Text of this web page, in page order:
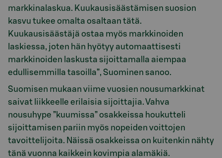
markkinalaskua. Kuukausisäästämisen suosion
kasvu tukee omalta osaltaan tätä.
Kuukausisäästäjä ostaa myös markkinoiden
laskiessa, joten hän hyötyy automaattisesti
markkinoiden laskusta sijoittamalla aiempaa
edullisemmilla tasoilla”, Suominen sanoo.
Suomisen mukaan viime vuosien nousumarkkinat
saivat liikkeelle erilaisia sijoittajia. Vahva
nousuhype ”kuumissa” osakkeissa houkutteli
sijoittamisen pariin myös nopeiden voittojen
tavoittelijoita. Näissä osakkeissa on kuitenkin nähty
tänä vuonna kaikkein kovimpia alamäkiä.